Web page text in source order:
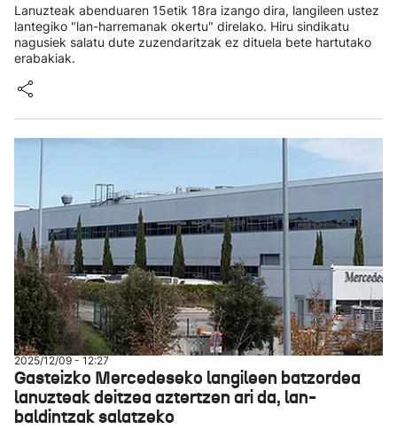
Lanuzteak abenduaren 15etik 18ra izango dira, langileen ustez
lantegiko "lan-harremanak okertu" direlako. Hiru sindikatu
nagusiek salatu dute zuzendaritzak ez dituela bete hartutako
erabakiak.
2025/12/09 - 12:27
Gasteizko Mercedeseko langileen batzordea
lanuzteak deitzea aztertzen ari da, lan-
baldintzak salatzeko